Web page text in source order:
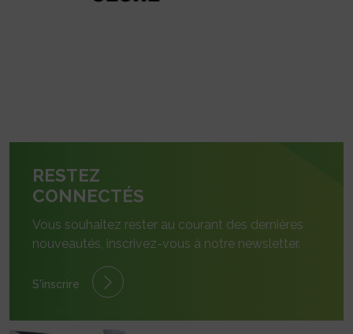
RESTEZ
CONNECTÉS
Vous souhaitez rester au courant des dernières
nouveautés, inscrivez-vous à notre newsletter.
S'inscrire